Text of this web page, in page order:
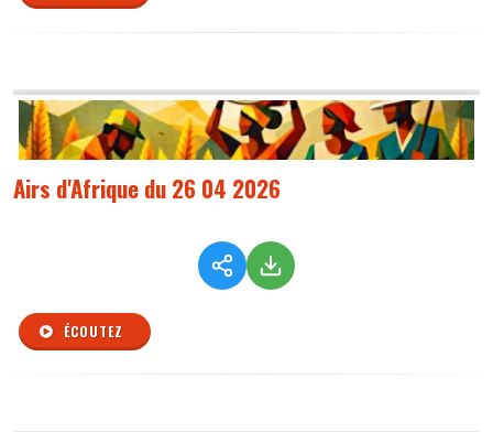
Airs d'Afrique du 26 04 2026
ÉCOUTEZ